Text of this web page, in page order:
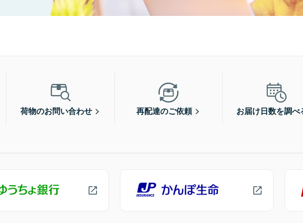
荷物のお問い合わせ 再配達のご依頼 お届け日数を調べ